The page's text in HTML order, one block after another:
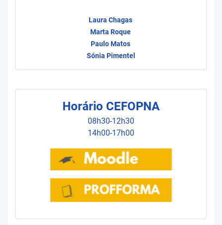
Horário CEFOPNA
08h30-12h30
14h00-17h00
Laura Chagas
Marta Roque
Paulo Matos
Sónia Pimentel